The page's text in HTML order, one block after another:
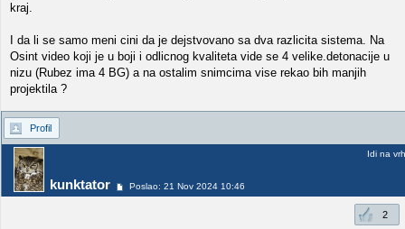
kraj.
I da li se samo meni cini da je dejstvovano sa dva razlicita sistema. Na
Osint video koji je u boji i odlicnog kvaliteta vide se 4 velike.detonacije u
nizu (Rubez ima 4 BG) a na ostalim snimcima vise rekao bih manjih
projektila ?
Profil
kunktator Poslao: 21 Nov 2024 10:46
Idi na vrh
2